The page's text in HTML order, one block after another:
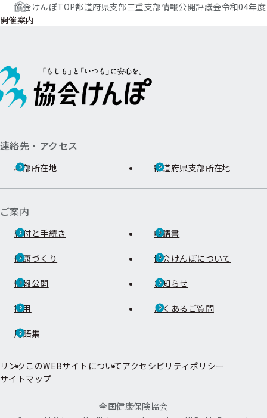
協会けんぽTOP都道府県支部三重支部情報公開評議会令和04年度
開催案内
連絡先・アクセス
本部所在地 都道府県支部所在地
ご案内
給付と手続き 申請書
健康づくり 協会けんぽについて
情報公開 お知らせ
採用 よくあるご質問
用語集
リンク このWEBサイトについてアクセシビリティポリシー
サイトマップ
全国健康保険協会